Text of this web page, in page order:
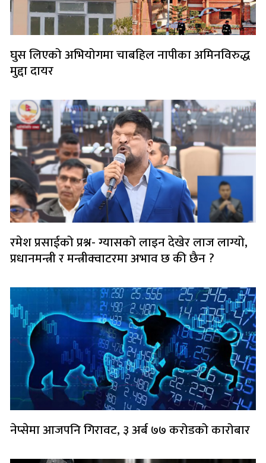
घुस लिएको अभियोगमा चाबहिल नापीका अमिनविरुद्ध
मुद्दा दायर
रमेश प्रसाईको प्रश्न- ग्यासको लाइन देखेर लाज लाग्यो,
प्रधानमन्त्री र मन्त्रीक्वाटरमा अभाव छ की छैन ?
नेप्सेमा आजपनि गिरावट, ३ अर्ब ७७ करोडको कारोबार